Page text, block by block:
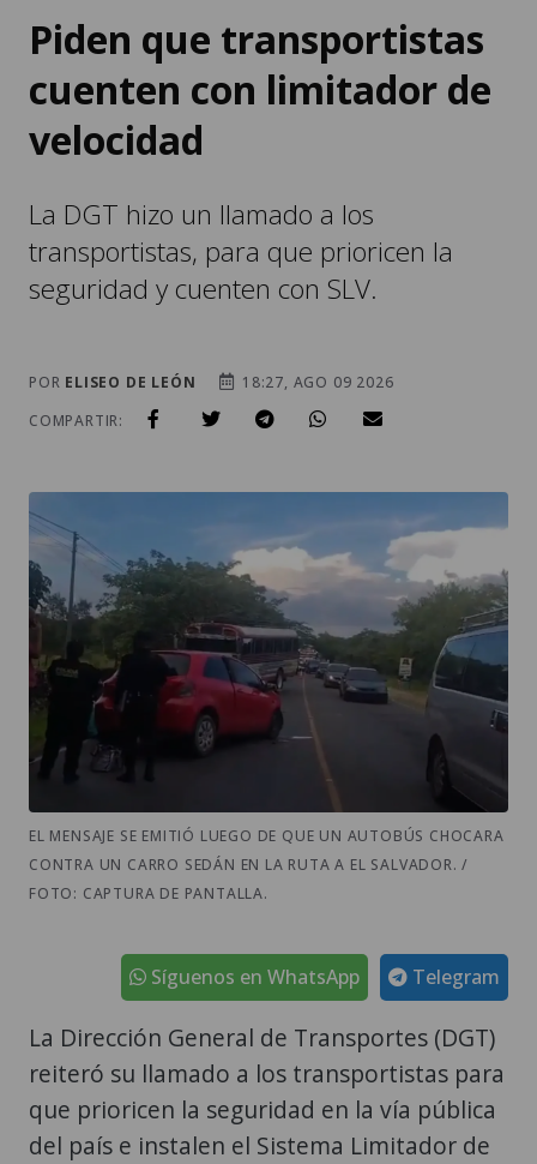
Piden que transportistas
cuenten con limitador de
velocidad
La DGT hizo un llamado a los
transportistas, para que prioricen la
seguridad y cuenten con SLV.
POR ELISEO DE LEÓN
18:27, AGO 09 2026
COMPARTIR:
EL MENSAJE SE EMITIÓ LUEGO DE QUE UN AUTOBÚS CHOCARA
CONTRA UN CARRO SEDÁN EN LA RUTA A EL SALVADOR. /
FOTO: CAPTURA DE PANTALLA.
Telegram
Síguenos en WhatsApp
La Dirección General de Transportes (DGT)
reiteró su llamado a los transportistas para
que prioricen la seguridad en la vía pública
del país e instalen el Sistema Limitador de